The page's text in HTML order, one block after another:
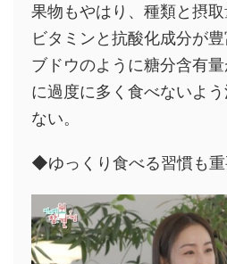
果物もやはり、種類と摂
ビタミンと抗酸化成分が
ブドウのように糖分含有
に過度に多く食べないよ
ない。
◆ゆっくり食べる習慣も